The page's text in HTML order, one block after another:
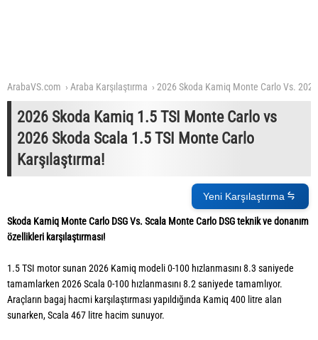
ArabaVS.com Araba Karşılaştırma 2026 Skoda Kamiq Monte Carlo Vs.
2026 Skoda Kamiq 1.5 TSI Monte Carlo vs
2026 Skoda Scala 1.5 TSI Monte Carlo
Karşılaştırma!
Yeni Karşılaştırma
Skoda Kamiq Monte Carlo DSG Vs. Scala Monte Carlo DSG teknik ve donanım
özellikleri karşılaştırması!
1.5 TSI motor sunan 2026 Kamiq modeli 0-100 hızlanmasını 8.3 saniyede
tamamlarken 2026 Scala 0-100 hızlanmasını 8.2 saniyede tamamlıyor.
Araçların bagaj hacmi karşılaştırması yapıldığında Kamiq 400 litre alan
sunarken, Scala 467 litre hacim sunuyor.